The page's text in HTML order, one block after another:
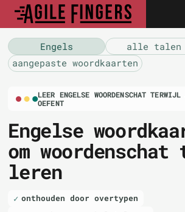
Engels
alle talen
aangepaste woordkaarten
LEER ENGELSE WOORDENSCHAT
OEFENT
Engelse
om woordenschat
leren
onthouden door overtypen